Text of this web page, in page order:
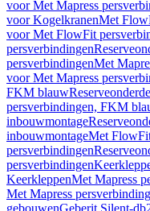
voor Met Mapress
voor KogelkranenMet
voor Met FlowFit
persverbindingen
persverbindingenMet
voor Met Mapress
FKM blauw
persverbindingen, FKM
inbouwmontage
inbouwmontageMet
persverbindingen
persverbindingen
KeerkleppenMet Mapress
Met Mapress
gebouwenGeberit Silent-